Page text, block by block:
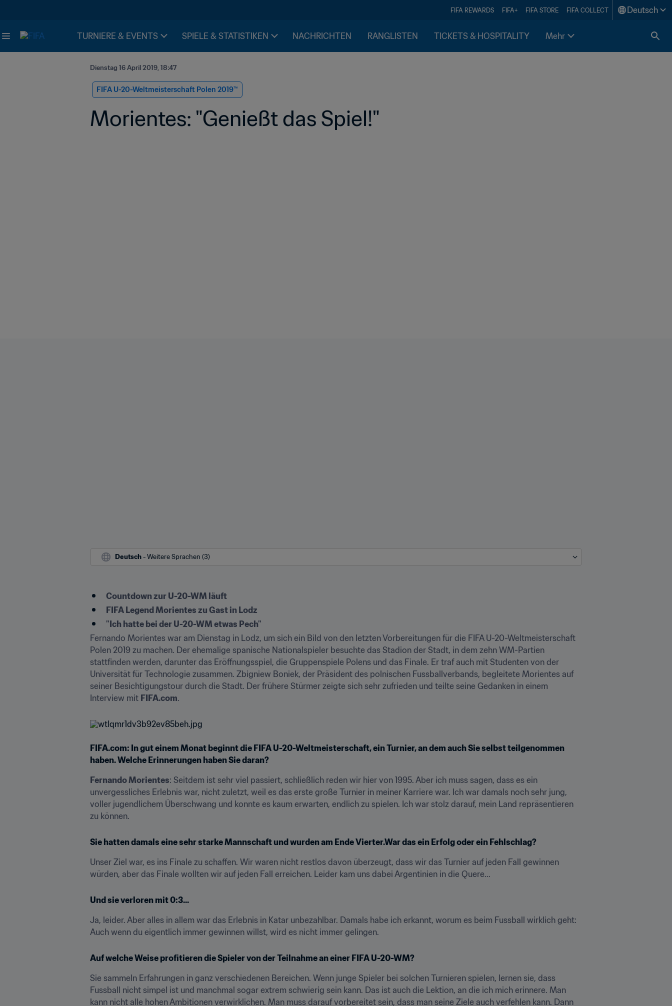
FIFA REWARDS FIFA+ FIFA STORE FIFA COLLECT Deutsch
TURNIERE & EVENTS SPIELE & STATISTIKEN NACHRICHTEN RANGLISTEN TICKETS & HOSPITALITY Mehr
Dienstag 16 April 2019, 18:47
FIFA U-20-Weltmeisterschaft Polen 2019™
Morientes: "Genießt das Spiel!"
Deutsch - Weitere Sprachen (3)
Countdown zur U-20-WM läuft
FIFA Legend Morientes zu Gast in Lodz
"Ich hatte bei der U-20-WM etwas Pech"
Fernando Morientes war am Dienstag in Lodz, um sich ein Bild von den letzten Vorbereitungen für die FIFA U-20-Weltmeisterschaft
Polen 2019 zu machen. Der ehemalige spanische Nationalspieler besuchte das Stadion der Stadt, in dem zehn WM-Partien
stattfinden werden, darunter das Eröffnungsspiel, die Gruppenspiele Polens und das Finale. Er traf auch mit Studenten von der
Universität für Technologie zusammen. Zbigniew Boniek, der Präsident des polnischen Fussballverbands, begleitete Morientes auf
seiner Besichtigungstour durch die Stadt. Der frühere Stürmer zeigte sich sehr zufrieden und teilte seine Gedanken in einem
Interview mit FIFA.com.
FIFA.com: In gut einem Monat beginnt die FIFA U-20-Weltmeisterschaft, ein Turnier, an dem auch Sie selbst teilgenommen
haben. Welche Erinnerungen haben Sie daran?
Fernando Morientes: Seitdem ist sehr viel passiert, schließlich reden wir hier von 1995. Aber ich muss sagen, dass es ein
unvergessliches Erlebnis war, nicht zuletzt, weil es das erste große Turnier in meiner Karriere war. Ich war damals noch sehr jung,
voller jugendlichem Überschwang und konnte es kaum erwarten, endlich zu spielen. Ich war stolz darauf, mein Land repräsentieren
zu können.
Sie hatten damals eine sehr starke Mannschaft und wurden am Ende Vierter.War das ein Erfolg oder ein Fehlschlag?
Unser Ziel war, es ins Finale zu schaffen. Wir waren nicht restlos davon überzeugt, dass wir das Turnier auf jeden Fall gewinnen
würden, aber das Finale wollten wir auf jeden Fall erreichen. Leider kam uns dabei Argentinien in die Quere...
Und sie verloren mit 0:3...
Ja, leider. Aber alles in allem war das Erlebnis in Katar unbezahlbar. Damals habe ich erkannt, worum es beim Fussball wirklich geht:
Auch wenn du eigentlich immer gewinnen willst, wird es nicht immer gelingen.
Auf welche Weise profitieren die Spieler von der Teilnahme an einer FIFA U-20-WM?
Sie sammeln Erfahrungen in ganz verschiedenen Bereichen. Wenn junge Spieler bei solchen Turnieren spielen, lernen sie, dass
Fussball nicht simpel ist und manchmal sogar extrem schwierig sein kann. Das ist auch die Lektion, an die ich mich erinnere. Man
kann nicht alle hohen Ambitionen verwirklichen. Man muss darauf vorbereitet sein, dass man seine Ziele auch verfehlen kann. Dann